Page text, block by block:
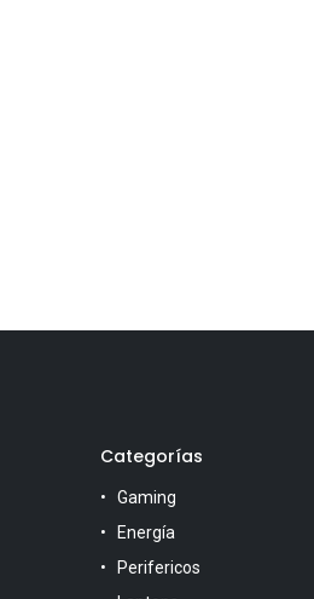
Categorías
Gaming
Energía
Perifericos